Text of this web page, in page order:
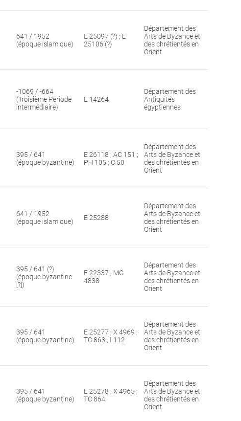
641 / 1952
(époque islamique)
E 25097 (?) ; E
25106 (?)
Département des
Arts de Byzance et
des chrétientés en
Orient
-1069 / -664
(Troisième Période
intermédiaire)
E 14264
Département des
Antiquités
égyptiennes
395 / 641
(époque byzantine)
E 26118 ; AC 151 ;
PH 105 ; C 50
Département des
Arts de Byzance et
des chrétientés en
Orient
641 / 1952
(époque islamique)
E 25288
Département des
Arts de Byzance et
des chrétientés en
Orient
395 / 641 (?)
(époque byzantine
[?])
E 22337 ; MG
4838
Département des
Arts de Byzance et
des chrétientés en
Orient
395 / 641
(époque byzantine)
E 25277 ; X 4969 ;
TC 863 ; I 112
Département des
Arts de Byzance et
des chrétientés en
Orient
395 / 641
(époque byzantine)
E 25278 ; X 4965 ;
TC 864
Département des
Arts de Byzance et
des chrétientés en
Orient